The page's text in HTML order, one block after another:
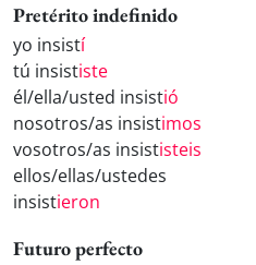
Pretérito indefinido
yo insistí
tú insististe
él/ella/usted insistió
nosotros/as insistimos
vosotros/as insististeis
ellos/ellas/ustedes
insistieron
Futuro perfecto